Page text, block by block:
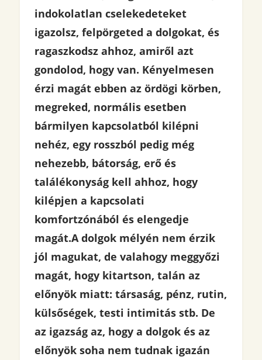
indokolatlan cselekedeteket
igazolsz, felpörgeted a dolgokat, és
ragaszkodsz ahhoz, amiről azt
gondolod, hogy van. Kényelmesen
érzi magát ebben az ördögi körben,
megreked, normális esetben
bármilyen kapcsolatból kilépni
nehéz, egy rosszból pedig még
nehezebb, bátorság, erő és
találékonyság kell ahhoz, hogy
kilépjen a kapcsolati
komfortzónából és elengedje
magát.A dolgok mélyén nem érzik
jól magukat, de valahogy meggyőzi
magát, hogy kitartson, talán az
előnyök miatt: társaság, pénz, rutin,
külsőségek, testi intimitás stb. De
az igazság az, hogy a dolgok és az
előnyök soha nem tudnak igazán